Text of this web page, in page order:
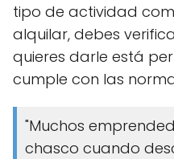
tipo de actividad
alquilar, debes
quieres darle está
cumple con las
"Muchos
chasco cuando